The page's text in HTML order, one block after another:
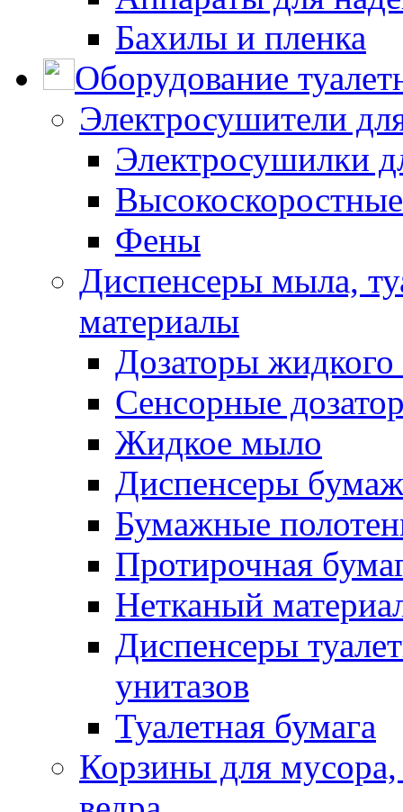
Бахилы и пленка
Оборудование
Электросушители
Электросушилки
Фены
Диспенсеры мыла,
материалы
Дозаторы
Сенсорные
Жидкое мыло
Диспенсеры
Бумажные
Протирочная
Нетканый
Диспенсеры
унитазов
Туалетная бумага
Корзины для